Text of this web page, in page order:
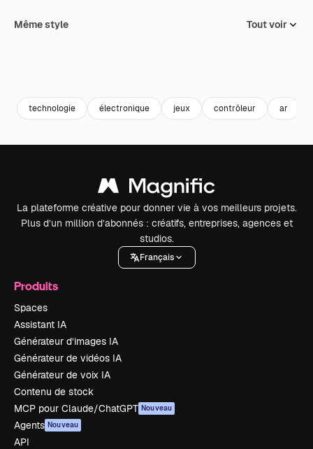
Même style Tout voir
technologie électronique jeux contrôleur ar
La plateforme créative pour donner vie à vos meilleurs projets.
Plus d’un million d’abonnés : créatifs, entreprises, agences et
studios.
Français
Produits
Spaces
Assistant IA
Générateur d’images IA
Générateur de vidéos IA
Générateur de voix IA
Contenu de stock
MCP pour Claude/ChatGPT Nouveau
Agents Nouveau
API